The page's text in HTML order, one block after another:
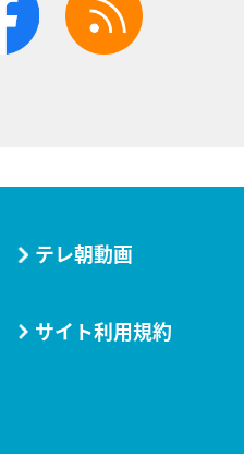
テレ朝動画
サイト利用規約